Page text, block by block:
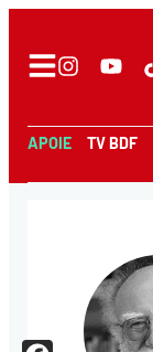
APOIE TV BDF